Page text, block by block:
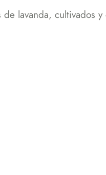
de lavanda, cultivados